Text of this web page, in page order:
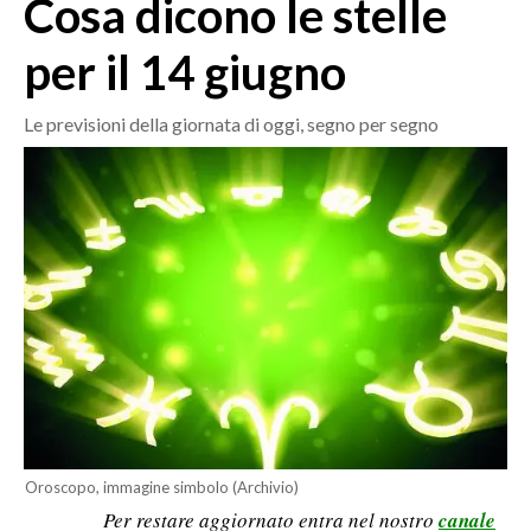
MEDIO CAMPIDANO
SASSARI E PROVINCIA
GALLURA
NUORO E PROVINCIA
OGLIASTRA
AGENDA
CRONACA
ITALIA
MONDO
POLITICA
ECONOMIA
SERVIZI ALLE IMPRESE
Cosa dicono le stelle
per il 14 giugno
Le previsioni della giornata di oggi, segno per segno
Oroscopo, immagine simbolo (Archivio)
Per restare aggiornato entra nel nostro canale